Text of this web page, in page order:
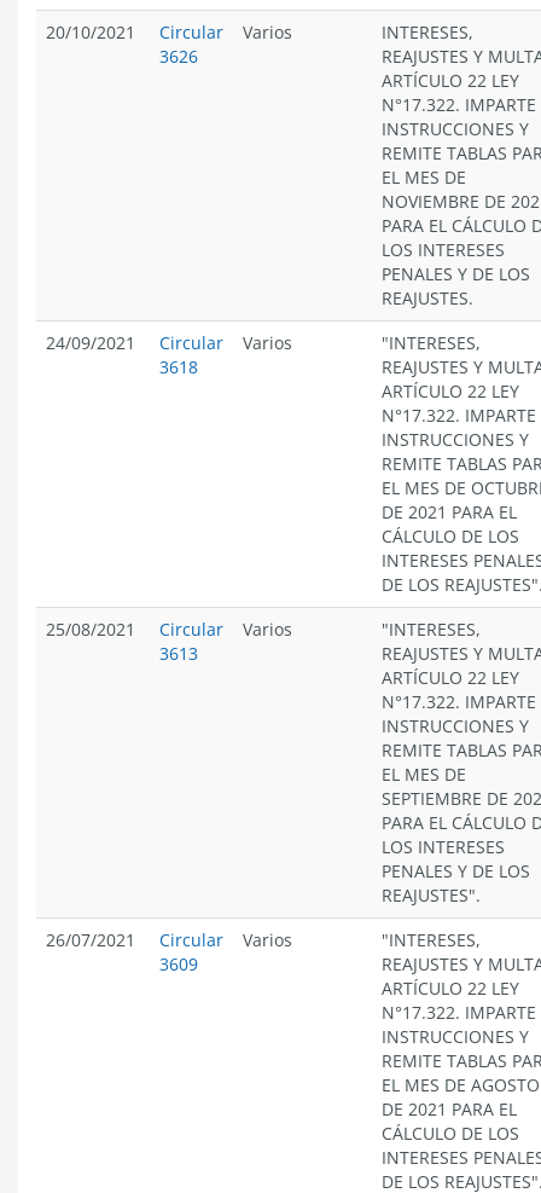
20/10/2021
Circular
3626
Varios
INTERESES,
REAJUSTES Y
ARTÍCULO 22 LEY
N°17.322. IMPARTE
INSTRUCCIONES Y
REMITE TABLAS
EL MES DE
NOVIEMBRE DE
PARA EL CÁLCULO
LOS INTERESES
PENALES Y DE LOS
REAJUSTES.
24/09/2021
Circular
3618
Varios
"INTERESES,
REAJUSTES Y
ARTÍCULO 22 LEY
N°17.322. IMPARTE
INSTRUCCIONES Y
REMITE TABLAS
EL MES DE
DE 2021 PARA EL
CÁLCULO DE LOS
INTERESES
DE LOS
25/08/2021
Circular
3613
Varios
"INTERESES,
REAJUSTES Y
ARTÍCULO 22 LEY
N°17.322. IMPARTE
INSTRUCCIONES Y
REMITE TABLAS
EL MES DE
SEPTIEMBRE DE
PARA EL CÁLCULO
LOS INTERESES
PENALES Y DE LOS
REAJUSTES".
26/07/2021
Circular
3609
Varios
"INTERESES,
REAJUSTES Y
ARTÍCULO 22 LEY
N°17.322. IMPARTE
INSTRUCCIONES Y
REMITE TABLAS
EL MES DE AGOSTO
DE 2021 PARA EL
CÁLCULO DE LOS
INTERESES
DE LOS